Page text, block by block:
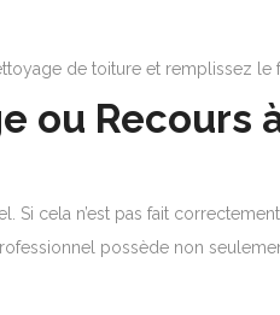
de toiture et remplissez le
ou Recours
Si cela n’est pas fait
possède non